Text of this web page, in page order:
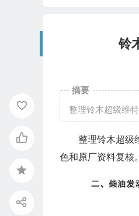
铃
摘要
整理铃木超级维
整理铃木超级
色和原厂资料复核。